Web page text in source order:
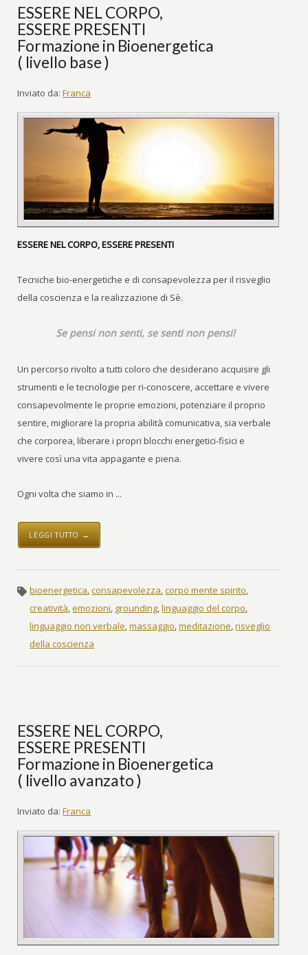
ESSERE NEL CORPO,
ESSERE PRESENTI
Formazione in Bioenergetica
( livello base )
Inviato da: Franca
ESSERE NEL CORPO, ESSERE PRESENTI
Tecniche bio-energetiche e di consapevolezza per il risveglio
della coscienza e la realizzazione di Sè.
Se pensi non senti, se senti non pensi!
Un percorso rivolto a tutti coloro che desiderano acquisire gli
strumenti e le tecnologie per ri-conoscere, accettare e vivere
consapevolmente le proprie emozioni, potenziare il proprio
sentire, migliorare la propria abilità comunicativa, sia verbale
che corporea, liberare i propri blocchi energetici-fisici e
vivere così una vita appagante e piena.
Ogni volta che siamo in ...
LEGGI TUTTO →
bioenergetica,consapevolezza,corpo mente spirito,
creatività,emozioni, grounding,linguaggio del corpo,
linguaggio non verbale,massaggio,meditazione,risveglio
della coscienza
ESSERE NEL CORPO,
ESSERE PRESENTI
Formazione in Bioenergetica
( livello avanzato )
Inviato da: Franca